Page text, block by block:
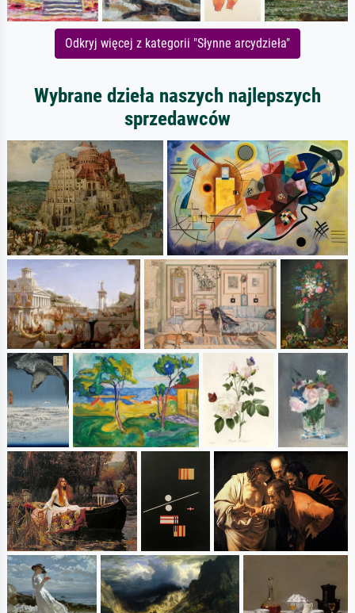
Odkryj więcej z kategorii "Słynne arcydzieła"
Wybrane dzieła naszych najlepszych
sprzedawców